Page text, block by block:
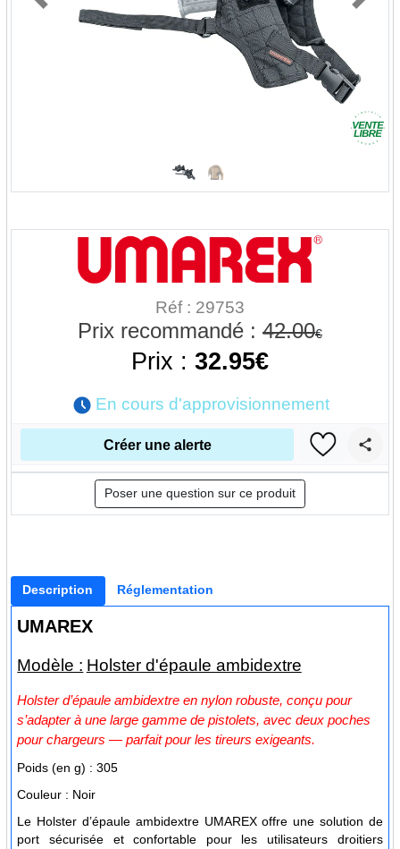
Previous Next
Réf : 29753
Prix recommandé : 42.00€
Prix : 32.95€
En cours d'approvisionnement
Créer une alerte
Poser une question sur ce produit
Description Réglementation
UMAREX
Modèle : Holster d'épaule ambidextre
Holster d’épaule ambidextre en nylon robuste, conçu pour
s’adapter à une large gamme de pistolets, avec deux poches
pour chargeurs — parfait pour les tireurs exigeants.
Poids (en g) : 305
Couleur : Noir
Le Holster d’épaule ambidextre UMAREX offre une solution de
port sécurisée et confortable pour les utilisateurs droitiers